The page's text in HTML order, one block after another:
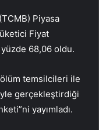
Piyasa
Fiyat
68,06 oldu.
temsilcileri ile
gerçekleştirdiği
yayımladı.